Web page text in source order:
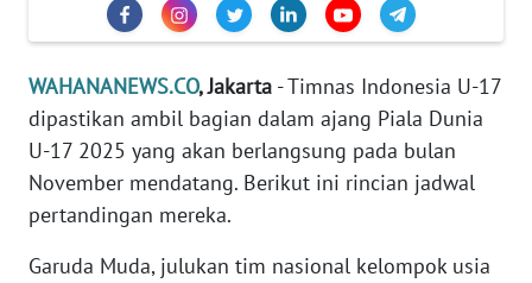
WAHANANEWS.CO, Jakarta - Timnas Indonesia U-17
dipastikan ambil bagian dalam ajang Piala Dunia
U-17 2025 yang akan berlangsung pada bulan
November mendatang. Berikut ini rincian jadwal
pertandingan mereka.
Garuda Muda, julukan tim nasional kelompok usia
EDITORIAL
Informasi
BERITA